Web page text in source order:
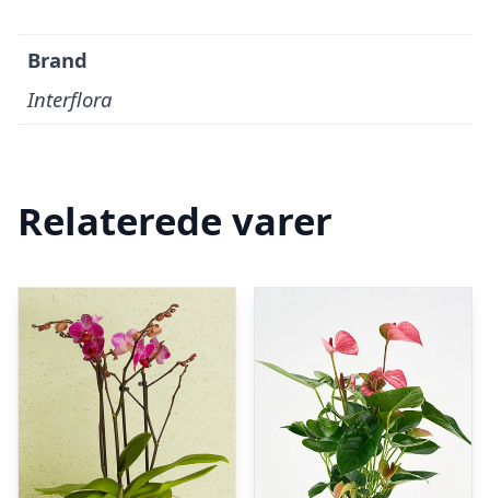
Brand
Interflora
Relaterede varer